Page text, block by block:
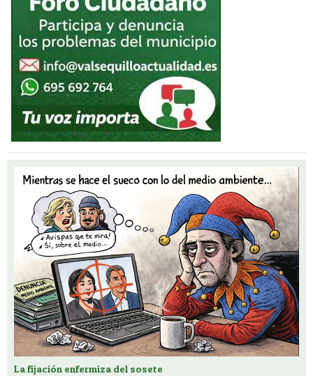
La fijación enfermiza del sosete